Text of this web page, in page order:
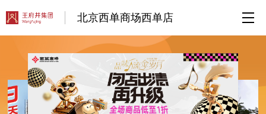
北京西单商场西单店